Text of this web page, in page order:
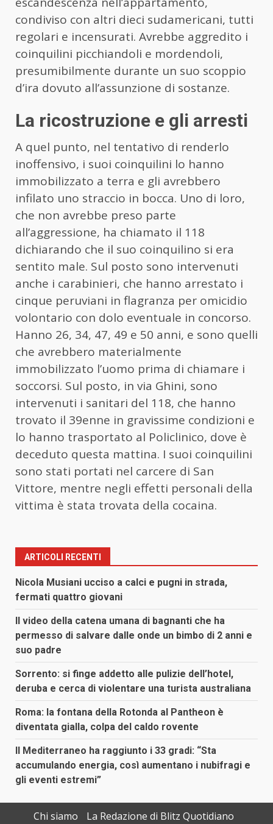
condiviso con altri dieci sudamericani, tutti
regolari e incensurati. Avrebbe aggredito i
coinquilini picchiandoli e mordendoli,
presumibilmente durante un suo scoppio
d’ira dovuto all’assunzione di sostanze.
La ricostruzione e gli arresti
A quel punto, nel tentativo di renderlo
inoffensivo, i suoi coinquilini lo hanno
immobilizzato a terra e gli avrebbero
infilato uno straccio in bocca. Uno di loro,
che non avrebbe preso parte
all’aggressione, ha chiamato il 118
dichiarando che il suo coinquilino si era
sentito male. Sul posto sono intervenuti
anche i carabinieri, che hanno arrestato i
cinque peruviani in flagranza per omicidio
volontario con dolo eventuale in concorso.
Hanno 26, 34, 47, 49 e 50 anni, e sono quelli
che avrebbero materialmente
immobilizzato l’uomo prima di chiamare i
soccorsi. Sul posto, in via Ghini, sono
intervenuti i sanitari del 118, che hanno
trovato il 39enne in gravissime condizioni e
lo hanno trasportato al Policlinico, dove è
deceduto questa mattina. I suoi coinquilini
sono stati portati nel carcere di San
Vittore, mentre negli effetti personali della
vittima è stata trovata della cocaina.
ARTICOLI RECENTI
Nicola Musiani ucciso a calci e pugni in strada,
fermati quattro giovani
Il video della catena umana di bagnanti che ha
permesso di salvare dalle onde un bimbo di 2 anni e
suo padre
Sorrento: si finge addetto alle pulizie dell’hotel,
deruba e cerca di violentare una turista australiana
Roma: la fontana della Rotonda al Pantheon è
diventata gialla, colpa del caldo rovente
Il Mediterraneo ha raggiunto i 33 gradi: “Sta
accumulando energia, così aumentano i nubifragi e
gli eventi estremi”
Chi siamo La Redazione di Blitz Quotidiano